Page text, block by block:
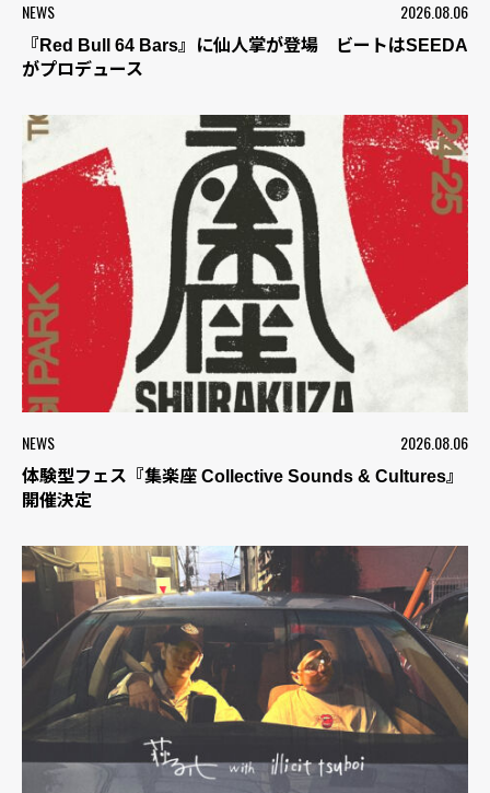
NEWS 2026.08.06
『Red Bull 64 Bars』に仙人掌が登場 ビートはSEEDA
がプロデュース
NEWS 2026.08.06
体験型フェス『集楽座 Collective Sounds & Cultures』
開催決定